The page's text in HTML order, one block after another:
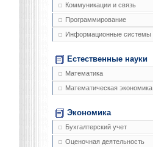
Коммуникации и связь
Программирование
Информационные системы
Естественные науки
Математика
Математическая экономика
Экономика
Бухгалтерский учет
Оценочная деятельность